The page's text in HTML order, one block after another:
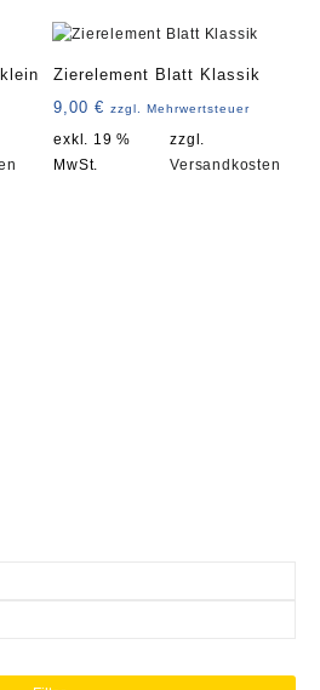
Zierelement Blatt Klassik
9,00€ zzgl. Mehrwertsteuer
exkl. 19 %
MwSt.
zzgl.
Versandkosten